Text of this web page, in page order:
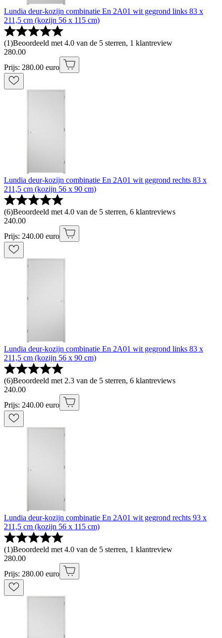
Lundia deur-kozijn combinatie En 2A01 wit gegrond links 83 x
211,5 cm (kozijn 56 x 115 cm)
(1)Beoordeeld met 4.0 van de 5 sterren, 1 klantreview
280.00
Prijs: 280.00 euro
Lundia deur-kozijn combinatie En 2A01 wit gegrond rechts 83 x
211,5 cm (kozijn 56 x 90 cm)
(6)Beoordeeld met 4.0 van de 5 sterren, 6 klantreviews
240.00
Prijs: 240.00 euro
Lundia deur-kozijn combinatie En 2A01 wit gegrond links 83 x
211,5 cm (kozijn 56 x 90 cm)
(6)Beoordeeld met 2.3 van de 5 sterren, 6 klantreviews
240.00
Prijs: 240.00 euro
Lundia deur-kozijn combinatie En 2A01 wit gegrond rechts 93 x
211,5 cm (kozijn 56 x 115 cm)
(1)Beoordeeld met 4.0 van de 5 sterren, 1 klantreview
280.00
Prijs: 280.00 euro